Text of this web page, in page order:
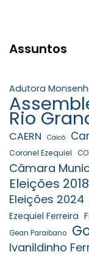
Assuntos
Adutora
Rio
CAERN Caicó
Coronel Ezequiel
Câmara
Eleições 2018
Eleições 2024
Ezequiel Ferreira
Gean Paraibano
Ivanildinho